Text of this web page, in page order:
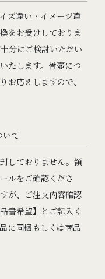
ズ違い・イメージ違
をお受けしておりま
分にご検討いただい
たします。骨壺につ
お応えしますので、
いて
しておりません。領
ルをご確認くださ
が、ご注文内容確認
書希望】とご記入く
に同梱もしくは商品